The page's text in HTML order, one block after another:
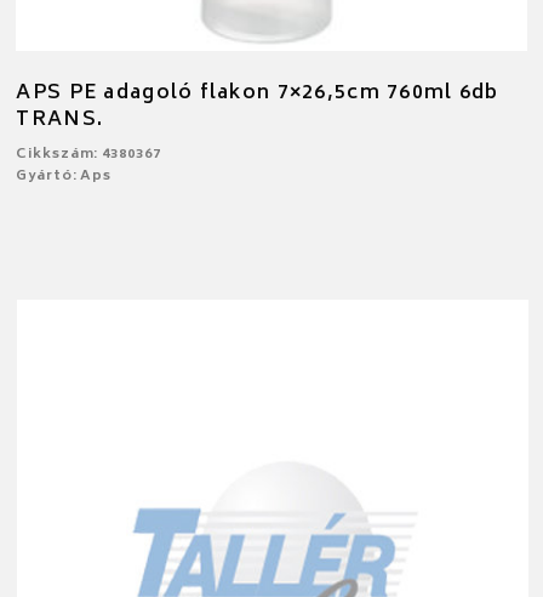
APS PE adagoló flakon 7×26,5cm 760ml 6db
TRANS.
Cikkszám: 4380367
Gyártó: Aps